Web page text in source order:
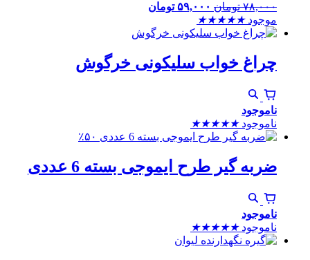
۷۸,۰۰۰ تومان ۵۹,۰۰۰ تومان
موجود ★
★
★
★
★
چراغ خواب سلیکونی خرگوش
ناموجود
ناموجود ★
★
★
★
★
٪۵۰
ضربه گیر طرح ایموجی بسته 6 عددی
ناموجود
ناموجود ★
★
★
★
★